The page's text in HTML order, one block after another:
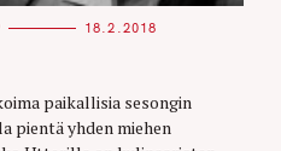
18.2.2018
paikallisia sesongin
pientä yhden miehen